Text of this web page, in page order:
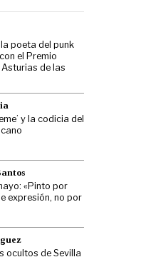
poeta del punk
el Premio
Asturias de las
y la codicia del
«Pinto por
expresión, no por
ocultos de Sevilla